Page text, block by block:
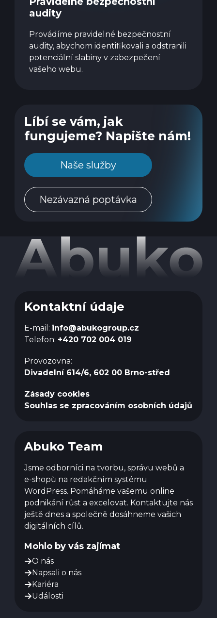
audity
Provádíme pravidelné bezpečnostní
audity, abychom identifikovali a odstranili
potenciální slabiny v zabezpečení
vašeho webu.
Líbí se vám, jak
fungujeme? Napište nám!
Naše služby
Nezávazná poptávka
Kontaktní údaje
E-mail: info@abukogroup.cz
Telefon: +420 702 004 019
Provozovna:
Divadelní 614/6, 602 00 Brno-střed
Zásady cookies
Souhlas se zpracováním osobních údajů
Abuko Team
Jsme odborníci na tvorbu, správu webů a
e-shopů na redakčním systému
WordPress. Pomáháme vašemu online
podnikání růst a excelovat. Kontaktujte nás
ještě dnes a společně dosáhneme vašich
digitálních cílů.
Mohlo by vás zajímat
O nás
Napsali o nás
Kariéra
Události